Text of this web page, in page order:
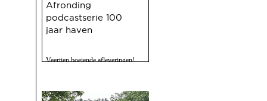
Afronding
podcastserie 100
jaar haven
Veertien boeiende afleveringen!